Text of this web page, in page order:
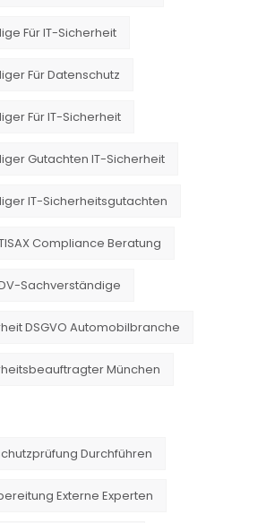
Für IT-Sicherheit
Für Datenschutz
Für IT-Sicherheit
Gutachten IT-Sicherheit
IT-Sicherheitsgutachten
Compliance Beratung
Sachverständige
DSGVO Automobilbranche
München
Durchführen
Externe Experten